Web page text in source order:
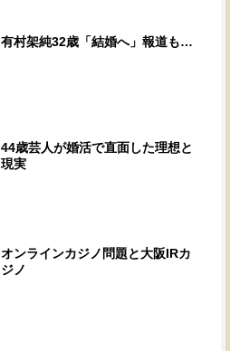
有村架純32歳「結婚へ」報道も…
44歳芸人が婚活で直面した理想と
現実
オンラインカジノ問題と大阪IRカ
ジノ